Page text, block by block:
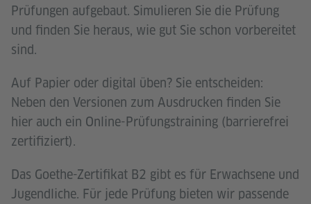
Prüfungen aufgebaut. Simulieren Sie die Prüfung
und finden Sie heraus, wie gut Sie schon vorbereitet
sind.
Auf Papier oder digital üben? Sie entscheiden:
Neben den Versionen zum Ausdrucken finden Sie
hier auch ein Online-Prüfungstraining (barrierefrei
zertifiziert).
Das Goethe-Zertifikat B2 gibt es für Erwachsene und
Jugendliche. Für jede Prüfung bieten wir passende